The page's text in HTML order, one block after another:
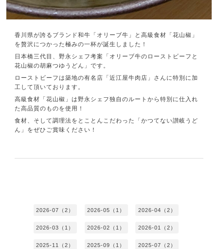
香川県が誇るブランド和牛「オリーブ牛」と高級食材「花山椒」
を贅沢につかった極みの一杯が誕生しました！
日本橋三代目、野永シェフ考案「オリーブ牛のローストビーフと
花山椒の胡麻つゆうどん」です。
ローストビーフは築地の有名店「近江屋牛肉店」さんに特別に加
工して頂いております。
高級食材「花山椒」は野永シェフ独自のルートから特別に仕入れ
た高品質のものを使用！
食材、そして調理法をとことんこだわった「かつてない讃岐うど
ん」をぜひご賞味ください！
2026-07（2） 2026-05（1） 2026-04（2）
2026-03（1） 2026-02（1） 2026-01（2）
2025-11（2） 2025-09（1） 2025-07（2）